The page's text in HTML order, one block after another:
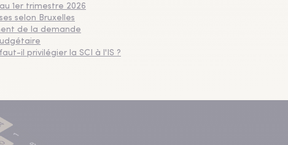
1er trimestre 2026
selon Bruxelles
de la demande
il privilégier la SCI à l'IS ?